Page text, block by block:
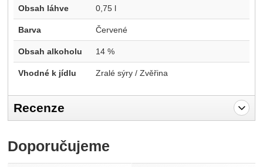
Obsah láhve 0,75 l
Barva Červené
Obsah alkoholu 14 %
Vhodné k jídlu Zralé sýry / Zvěřina
Recenze
Recenze
Doporučujeme